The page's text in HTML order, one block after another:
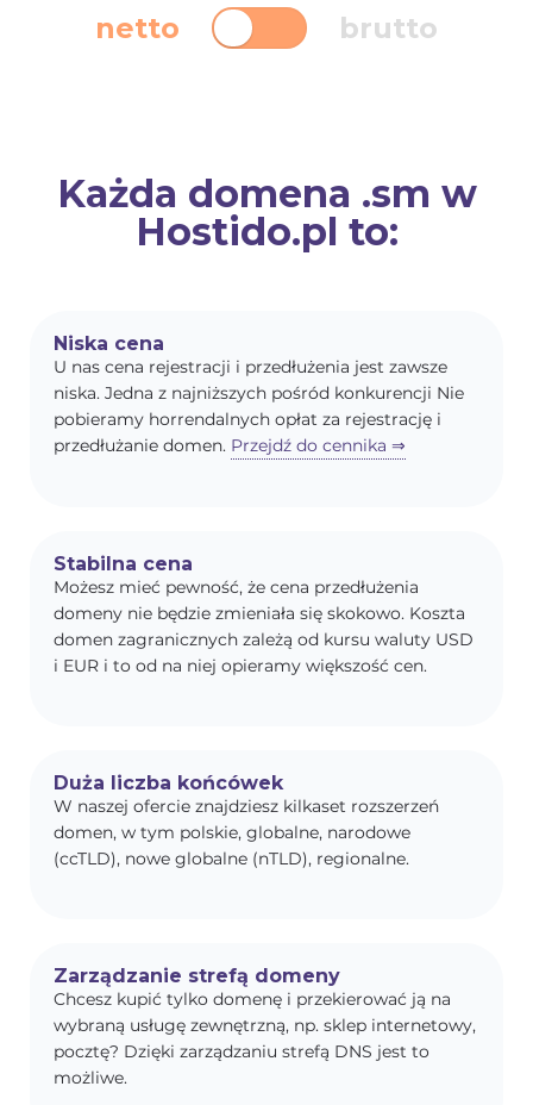
netto brutto
Każda domena .sm w
Hostido.pl to:
Niska cena
U nas cena rejestracji i przedłużenia jest zawsze
niska. Jedna z najniższych pośród konkurencji Nie
pobieramy horrendalnych opłat za rejestrację i
przedłużanie domen. Przejdź do cennika ⇒
Stabilna cena
Możesz mieć pewność, że cena przedłużenia
domeny nie będzie zmieniała się skokowo. Koszta
domen zagranicznych zależą od kursu waluty USD
i EUR i to od na niej opieramy większość cen.
Duża liczba końcówek
W naszej ofercie znajdziesz kilkaset rozszerzeń
domen, w tym polskie, globalne, narodowe
(ccTLD), nowe globalne (nTLD), regionalne.
Zarządzanie strefą domeny
Chcesz kupić tylko domenę i przekierować ją na
wybraną usługę zewnętrzną, np. sklep internetowy,
pocztę? Dzięki zarządzaniu strefą DNS jest to
możliwe.